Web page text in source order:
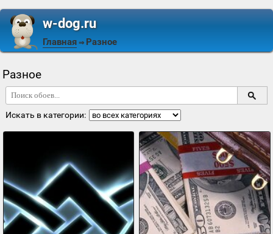
w-dog.ru
Главная ⇒ Разное
Разное
Искать в категории: